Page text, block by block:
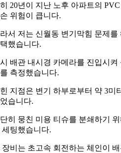
20년이 지난 노후 아파트의
위험이 큽니다.
서 저는 신월동 변기막힘 문제
했습니다.
배관 내시경 카메라를 진입시
측정했습니다.
지점은 변기 하부로부터 약 3미
습니다.
히 뭉친 미용 티슈를 분쇄하기
세팅했습니다.
장비는 초고속 회전하는 체인이